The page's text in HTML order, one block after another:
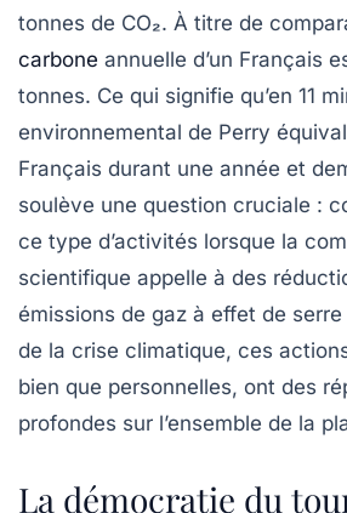
tonnes de CO₂. À titre de
carbone annuelle d’un Français
tonnes. Ce qui signifie qu’en 11
environnemental de Perry
Français durant une année et
soulève une question cruciale :
ce type d’activités lorsque la
scientifique appelle à des
émissions de gaz à effet de serre
de la crise climatique, ces
bien que personnelles, ont des
profondes sur l’ensemble de la
La démocratie du